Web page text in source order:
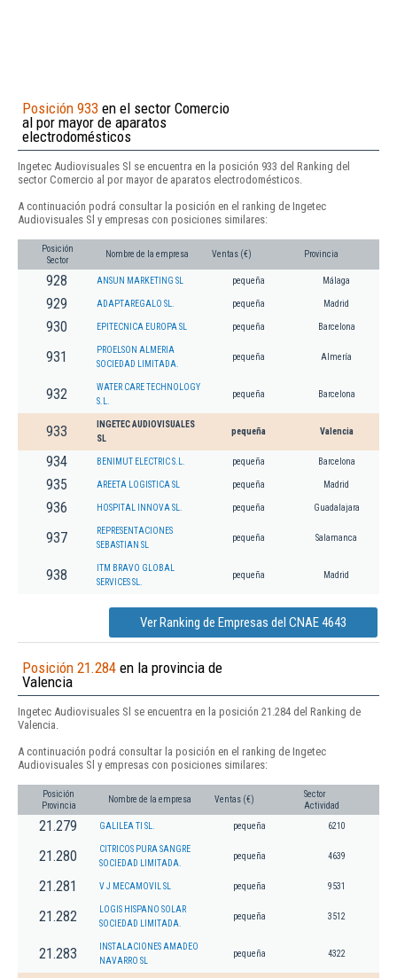
Posición 933 en el sector Comercio
al por mayor de aparatos
electrodomésticos
Ingetec Audiovisuales Sl se encuentra en la posición 933 del Ranking del
sector Comercio al por mayor de aparatos electrodomésticos.
A continuación podrá consultar la posición en el ranking de Ingetec
Audiovisuales Sl y empresas con posiciones similares:
Posición
Sector
Nombre de la empresa Ventas (€) Provincia
928 ANSUN MARKETING SL pequeña Málaga
929 ADAPTAREGALO SL. pequeña Madrid
930 EPITECNICA EUROPA SL pequeña Barcelona
931
PROELSON ALMERIA
SOCIEDAD LIMITADA.
pequeña Almería
932
WATER CARE TECHNOLOGY
S.L.
pequeña Barcelona
933
INGETEC AUDIOVISUALES
SL
pequeña Valencia
934 BENIMUT ELECTRIC S.L. pequeña Barcelona
935 AREETA LOGISTICA SL pequeña Madrid
936 HOSPITAL INNOVA SL. pequeña Guadalajara
937
REPRESENTACIONES
SEBASTIAN SL
pequeña Salamanca
938
ITM BRAVO GLOBAL
SERVICES SL.
pequeña Madrid
Ver Ranking de Empresas del CNAE 4643
Posición 21.284 en la provincia de
Valencia
Ingetec Audiovisuales Sl se encuentra en la posición 21.284 del Ranking de
Valencia.
A continuación podrá consultar la posición en el ranking de Ingetec
Audiovisuales Sl y empresas con posiciones similares:
Posición
Provincia
Nombre de la empresa Ventas (€)
Sector
Actividad
21.279 GALILEA TI SL. pequeña 6210
21.280
CITRICOS PURA SANGRE
SOCIEDAD LIMITADA.
pequeña 4639
21.281 V J MECAMOVIL SL pequeña 9531
21.282
LOGIS HISPANO SOLAR
SOCIEDAD LIMITADA.
pequeña 3512
21.283
INSTALACIONES AMADEO
NAVARRO SL
pequeña 4322